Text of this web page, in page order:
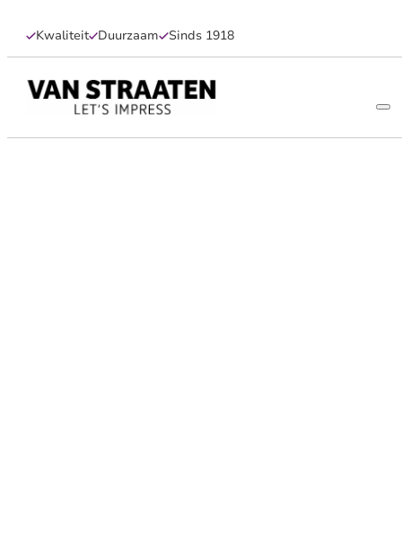
Kwaliteit Duurzaam Sinds 1918